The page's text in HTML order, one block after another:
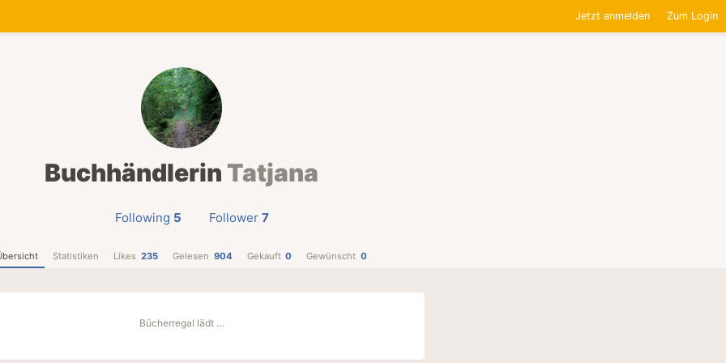
Jetzt anmelden Zum Login
Buchhändlerin Tatjana
Following 5 Follower 7
Statistiken Likes 235 Gelesen 904 Gekauft 0 Gewünscht 0
Bücherregal lädt …